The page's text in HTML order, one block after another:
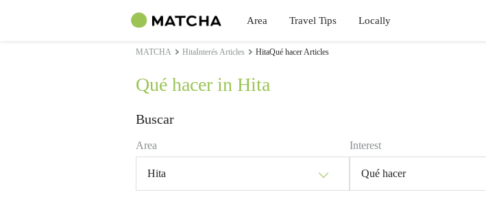
Area Travel Tips Locally
MATCHA HitaInterés Articles HitaQué hacer Articles
Qué hacer in Hita
Buscar
Area
Hita
Interest
Qué hacer